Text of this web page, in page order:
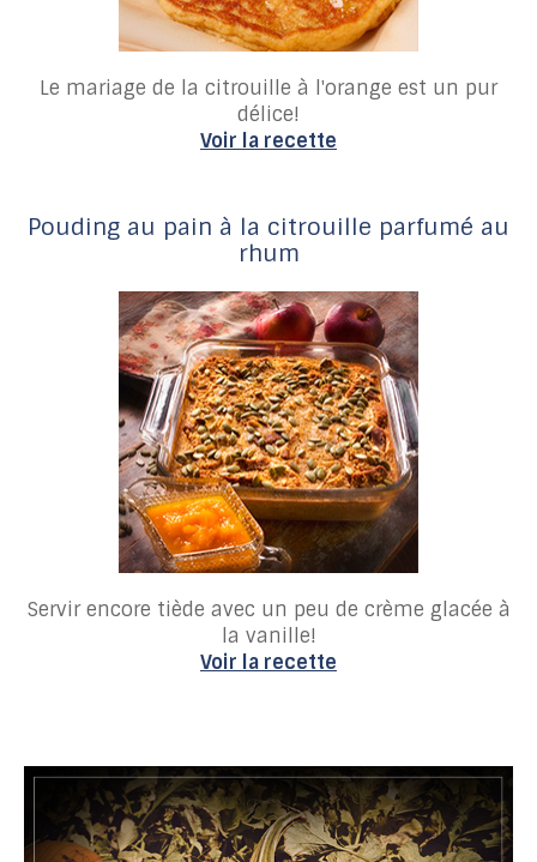
Le mariage de la citrouille à l'orange est un pur
délice!
Voir la recette
Pouding au pain à la citrouille parfumé au
rhum
Servir encore tiède avec un peu de crème glacée à
la vanille!
Voir la recette